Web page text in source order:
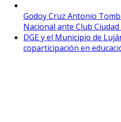
Godoy Cruz Antonio
Nacional ante Club
DGE y el Municipio de
coparticipación en